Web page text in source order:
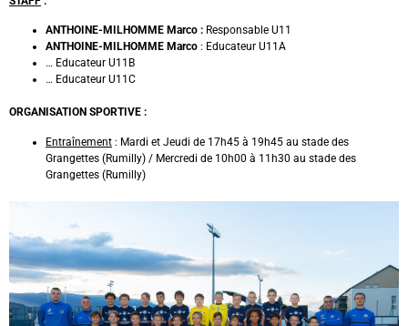
ANTHOINE-MILHOMME Marco : Responsable U11
ANTHOINE-MILHOMME Marco : Educateur U11A
… Educateur U11B
… Educateur U11C
ORGANISATION SPORTIVE :
Entraînement : Mardi et Jeudi de 17h45 à 19h45 au stade des
Grangettes (Rumilly) / Mercredi de 10h00 à 11h30 au stade des
Grangettes (Rumilly)